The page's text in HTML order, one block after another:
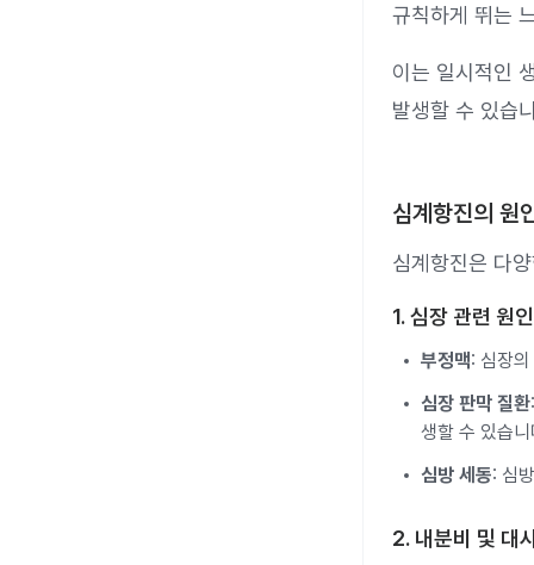
규칙하게 뛰는
이는 일시적인
발생할 수 있습
심계항진의 원
심계항진은 다
1. 심장 관련 원인
부정맥: 심장
심장 판막 질환
생할 수 있습
심방 세동: 심
2. 내분비 및 대